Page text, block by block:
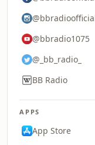
@bbradio1075
@_bb_radio_
BB Radio
APPS
App Store